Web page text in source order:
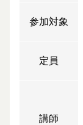
参加対象
定員
講師